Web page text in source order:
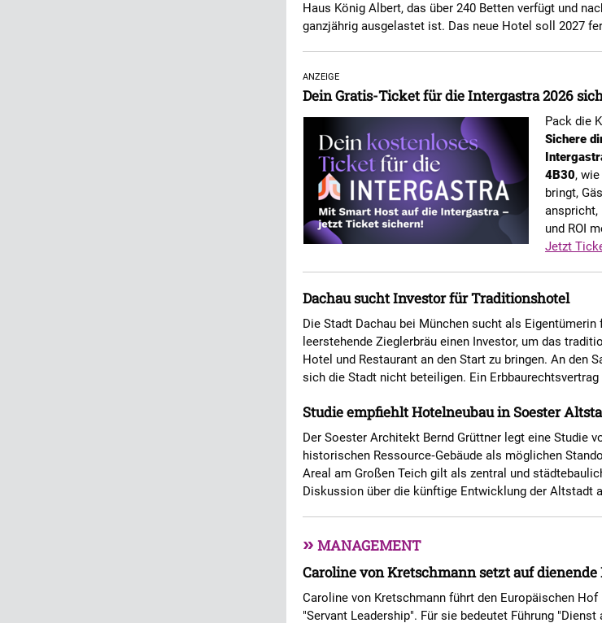
Haus König Albert, das über 240 Betten verfügt und
ganzjährig ausgelastet ist. Das neue Hotel soll 2027
ANZEIGE
Dein Gratis-Ticket für die Intergastra 2026
Pack die
Sichere
4B30, wie
bringt,
anspricht,
und ROI
Jetzt
Dachau sucht Investor für Traditionshotel
Die Stadt Dachau bei München sucht als
leerstehende Zieglerbräu einen Investor, um das
Hotel und Restaurant an den Start zu bringen. An den
sich die Stadt nicht beteiligen. Ein
Studie empfiehlt Hotelneubau in Soester
Der Soester Architekt Bernd Grüttner legt eine Studie
historischen Ressource‑Gebäude als möglichen
Areal am Großen Teich gilt als zentral und
Diskussion über die künftige Entwicklung der Altstadt
» MANAGEMENT
Caroline von Kretschmann setzt auf
Caroline von Kretschmann führt den Europäischen
"Servant Leadership". Für sie bedeutet Führung